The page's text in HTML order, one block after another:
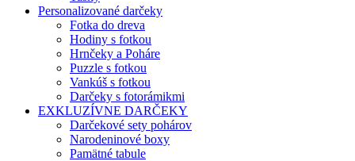
Personalizované darčeky
Fotka do dreva
Hodiny s fotkou
Hrnčeky a Poháre
Puzzle s fotkou
Vankúš s fotkou
Darčeky s fotorámikmi
EXKLUZÍVNE DARČEKY
Darčekové sety pohárov
Narodeninové boxy
Pamätné tabule